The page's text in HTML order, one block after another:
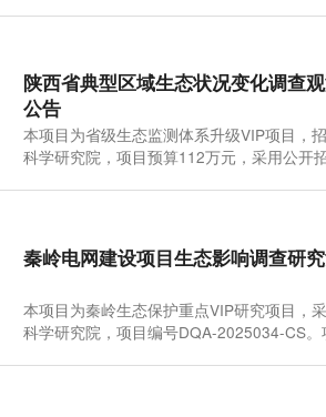
陕西省典型区域生态状况变化调查
公告
本项目为省级生态监测体系升级VIP项目，
科学研究院，项目预算112万元，采用公开
秦岭电网建设项目生态影响调查研
本项目为秦岭生态保护重点VIP研究项目，
科学研究院，项目编号DQA-2025034-CS